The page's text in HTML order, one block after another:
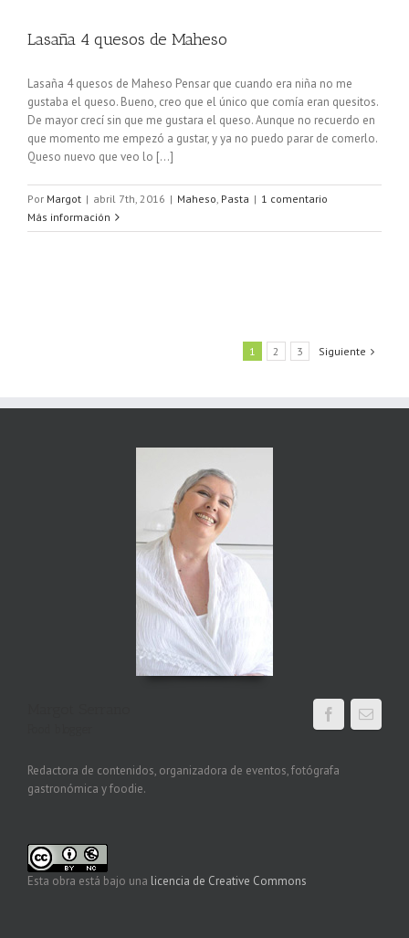
Lasaña 4 quesos de Maheso
Lasaña 4 quesos de Maheso Pensar que cuando era niña no me
gustaba el queso. Bueno, creo que el único que comía eran quesitos.
De mayor crecí sin que me gustara el queso. Aunque no recuerdo en
que momento me empezó a gustar, y ya no puedo parar de comerlo.
Queso nuevo que veo lo [...]
Por Margot | abril 7th, 2016 | Maheso Pasta | 1 comentario
Más información
1 2 3 Siguiente
Redactora de contenidos, organizadora de eventos, fotógrafa
gastronómica y foodie.
Esta obra está bajo una licencia de Creative Commons